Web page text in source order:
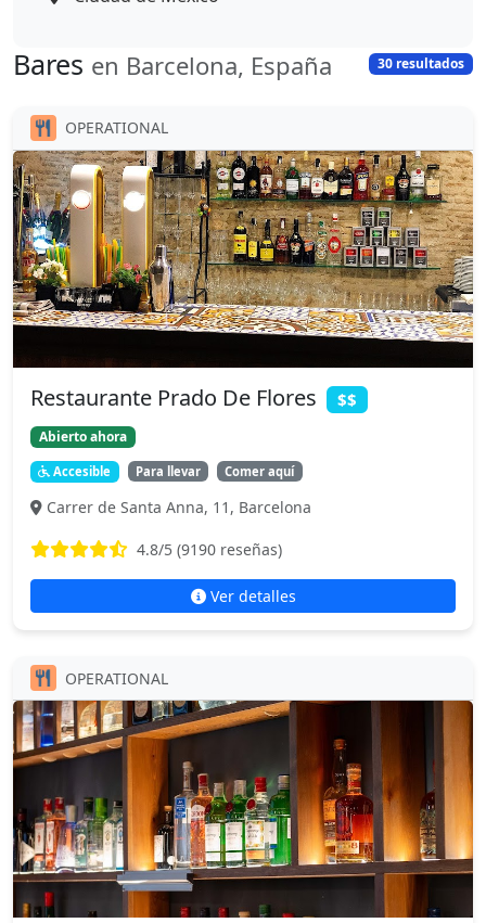
Bares en Barcelona, España 30 resultados
OPERATIONAL
Restaurante Prado De Flores $$
Abierto ahora
Accesible Para llevar Comer aquí
Carrer de Santa Anna, 11, Barcelona
4.8/5 (9190 reseñas)
Ver detalles
OPERATIONAL